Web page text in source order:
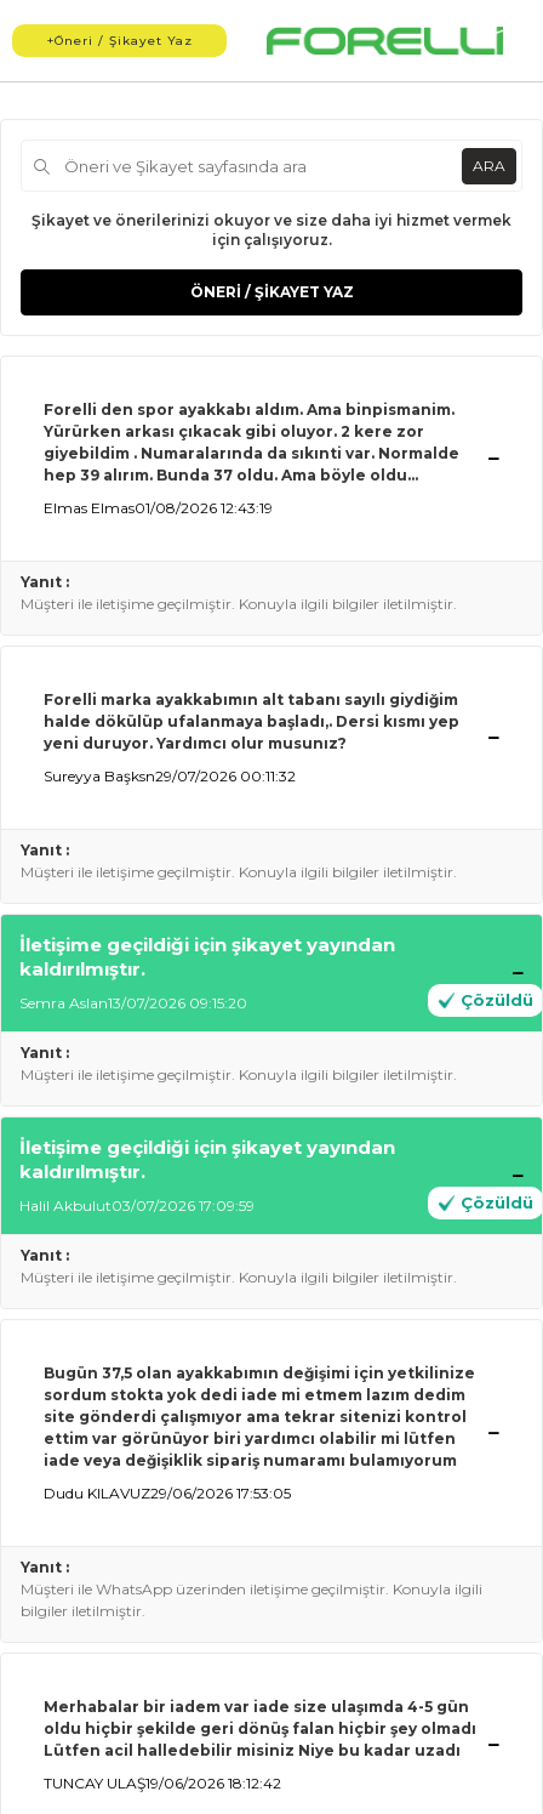
+Öneri / Şikayet Yaz
ARA
Şikayet ve önerilerinizi okuyor ve size daha iyi hizmet vermek
için çalışıyoruz.
ÖNERİ / ŞİKAYET YAZ
Forelli den spor ayakkabı aldım. Ama binpismanim.
Yürürken arkası çıkacak gibi oluyor. 2 kere zor
giyebildim . Numaralarında da sıkınti var. Normalde
hep 39 alırım. Bunda 37 oldu. Ama böyle oldu...
Elmas Elmas01/08/2026 12:43:19
Yanıt :
Müşteri ile iletişime geçilmiştir. Konuyla ilgili bilgiler iletilmiştir.
Forelli marka ayakkabımın alt tabanı sayılı giydiğim
halde dökülüp ufalanmaya başladı,. Dersi kısmı yep
yeni duruyor. Yardımcı olur musunız?
Sureyya Başksn29/07/2026 00:11:32
Yanıt :
Müşteri ile iletişime geçilmiştir. Konuyla ilgili bilgiler iletilmiştir.
İletişime geçildiği için şikayet yayından
kaldırılmıştır.
Çözüldü
Semra Aslan13/07/2026 09:15:20
Yanıt :
Müşteri ile iletişime geçilmiştir. Konuyla ilgili bilgiler iletilmiştir.
İletişime geçildiği için şikayet yayından
kaldırılmıştır.
Çözüldü
Halil Akbulut03/07/2026 17:09:59
Yanıt :
Müşteri ile iletişime geçilmiştir. Konuyla ilgili bilgiler iletilmiştir.
Bugün 37,5 olan ayakkabımın değişimi için yetkilinize
sordum stokta yok dedi iade mi etmem lazım dedim
site gönderdi çalışmıyor ama tekrar sitenizi kontrol
ettim var görünüyor biri yardımcı olabilir mi lütfen
iade veya değişiklik sipariş numaramı bulamıyorum
Dudu KILAVUZ29/06/2026 17:53:05
Yanıt :
Müşteri ile WhatsApp üzerinden iletişime geçilmiştir. Konuyla ilgili
bilgiler iletilmiştir.
Merhabalar bir iadem var iade size ulaşımda 4-5 gün
oldu hiçbir şekilde geri dönüş falan hiçbir şey olmadı
Lütfen acil halledebilir misiniz Niye bu kadar uzadı
TUNCAY ULAŞ19/06/2026 18:12:42